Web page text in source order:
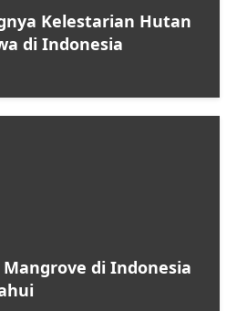
Kelestarian Hutan
di Indonesia
di Indonesia